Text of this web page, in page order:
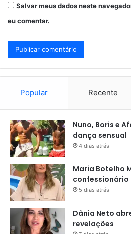
Salvar meus dados neste
eu comentar.
Popular Recente
Nuno, Boris e
dança sensual
4 dias atrás
Maria Botelho
confessionário
5 dias atrás
Dânia Neto
revelações